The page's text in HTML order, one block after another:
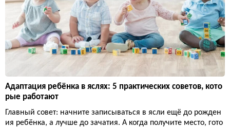
Адаптация ребёнка в яслях: 5 практических советов, кото
рые работают
Главный совет: начните записываться в ясли ещё до рожден
ия ребёнка, а лучше до зачатия. А когда получите место, гото